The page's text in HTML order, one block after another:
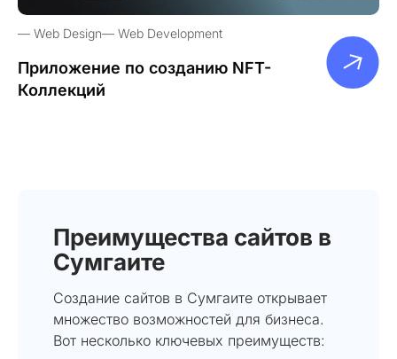
Web Design Web Development
Приложение по созданию NFT-
Коллекций
Преимущества сайтов в
Сумгаите
Создание сайтов в Сумгаите открывает
множество возможностей для бизнеса.
Вот несколько ключевых преимуществ: